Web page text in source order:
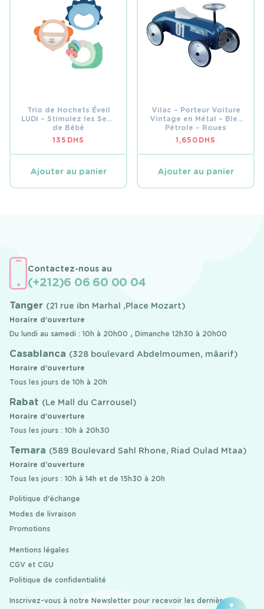
Trio de Hochets Éveil
LUDI – Stimulez les Sens
de Bébé
135 DHS
Ajouter au panier
Vilac – Porteur Voiture
Vintage en Métal – Bleu
Pétrole – Roues
Silencieuses (18 Mois+)
1,650 DHS
Ajouter au panier
Contactez-nous au
(+212)6 06 60 00 04
Tanger (21 rue ibn Marhal ,Place Mozart)
Horaire d’ouverture
Du lundi au samedi : 10h à 20h00 , Dimanche 12h30 à 20h00
Casablanca (328 boulevard Abdelmoumen, mâarif)
Horaire d’ouverture
Tous les jours de 10h à 20h
Rabat (Le Mall du Carrousel)
Horaire d’ouverture
Tous les jours : 10h à 20h30
Temara (589 Boulevard Sahl Rhone, Riad Oulad Mtaa)
Horaire d’ouverture
Tous les jours : 10h à 14h et de 15h30 à 20h
Politique d'échange
Modes de livraison
Promotions
Mentions légales
CGV et CGU
Politique de confidentialité
Inscrivez-vous à notre Newsletter pour recevoir les dernières